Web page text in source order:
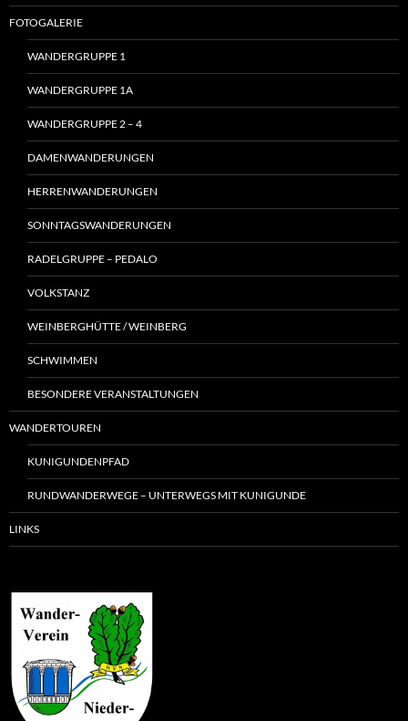
FOTOGALERIE
WANDERGRUPPE 1
WANDERGRUPPE 1A
WANDERGRUPPE 2 – 4
DAMENWANDERUNGEN
HERRENWANDERUNGEN
SONNTAGSWANDERUNGEN
RADELGRUPPE – PEDALO
VOLKSTANZ
WEINBERGHÜTTE / WEINBERG
SCHWIMMEN
BESONDERE VERANSTALTUNGEN
WANDERTOUREN
KUNIGUNDENPFAD
RUNDWANDERWEGE – UNTERWEGS MIT KUNIGUNDE
LINKS